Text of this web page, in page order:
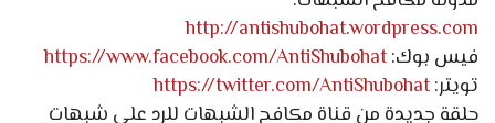
http://antishubohat.wordpress.com
فيس بوك:https://www.facebook.com/AntiShubohat
تويتر:https://twitter.com/AntiShubohat
حلقة جديدة من قناة مكافح الشبهات للرد على شبهات